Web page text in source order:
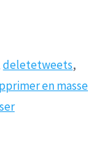
deletetweets,
en masse